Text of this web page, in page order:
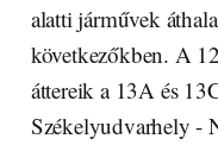
alatti járművek
következőkben. A
áttereik a 13A és
Székelyudvarhely -